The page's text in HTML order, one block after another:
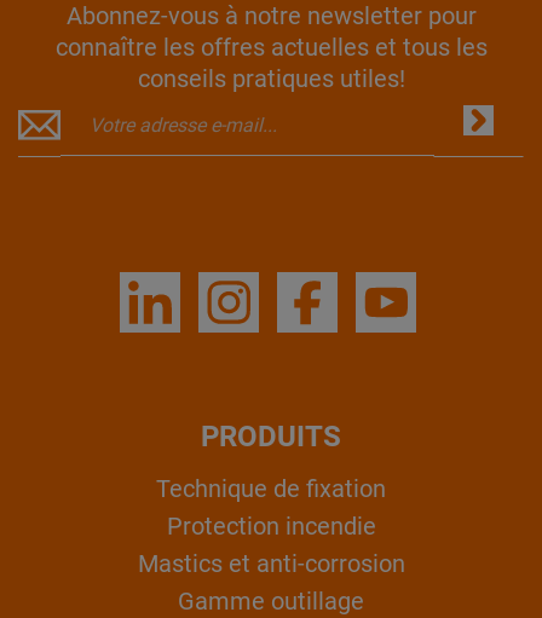
Abonnez-vous à notre newsletter pour
connaître les offres actuelles et tous les
conseils pratiques utiles!
PRODUITS
Technique de fixation
Protection incendie
Mastics et anti-corrosion
Gamme outillage